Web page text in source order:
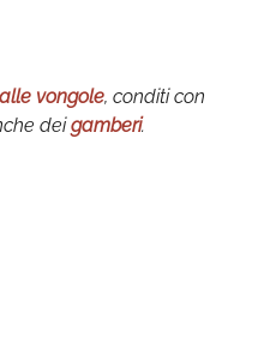
vongole, conditi con
deigamberi.